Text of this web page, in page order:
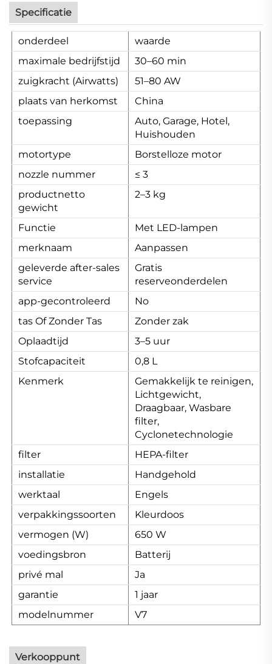
Specificatie
onderdeel
waarde
maximale bedrijfstijd
30–60 min
zuigkracht (Airwatts)
51–80 AW
plaats van herkomst
China
toepassing
Auto, Garage, Hotel,
Huishouden
motortype
Borstelloze motor
nozzle nummer
≤ 3
productnetto
gewicht
2–3 kg
Functie
Met LED-lampen
merknaam
Aanpassen
geleverde after-sales
service
Gratis
reserveonderdelen
app-gecontroleerd
No
tas Of Zonder Tas
Zonder zak
Oplaadtijd
3–5 uur
Stofcapaciteit
0,8 L
Kenmerk
Gemakkelijk te reinigen,
Lichtgewicht,
Draagbaar, Wasbare
filter,
Cyclonetechnologie
filter
HEPA-filter
installatie
Handgehold
werktaal
Engels
verpakkingssoorten
Kleurdoos
vermogen (W)
650 W
voedingsbron
Batterij
privé mal
Ja
garantie
1 jaar
modelnummer
V7
Verkooppunt